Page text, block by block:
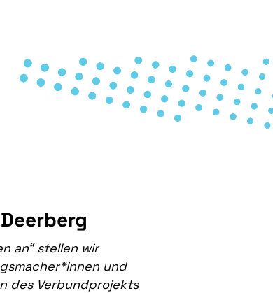
an“ stellen wir
und
des Verbundprojekts